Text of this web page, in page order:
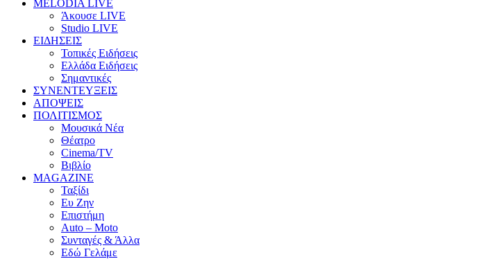
MELODIA LIVE
Άκουσε LIVE
Studio LIVE
ΕΙΔΗΣΕΙΣ
Τοπικές Ειδήσεις
Ελλάδα Ειδήσεις
Σημαντικές
ΣΥΝΕΝΤΕΥΞΕΙΣ
ΑΠΟΨΕΙΣ
ΠΟΛΙΤΙΣΜΟΣ
Μουσικά Νέα
Θέατρο
Cinema/TV
Βιβλίο
MAGAZINE
Ταξίδι
Ευ Ζην
Επιστήμη
Auto – Moto
Συνταγές & Άλλα
Εδώ Γελάμε